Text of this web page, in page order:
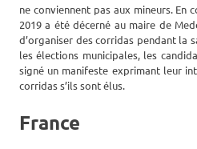
ne conviennent pas aux mineurs. En
2019 a été décerné au maire de
d’organiser des corridas pendant la
les élections municipales, les
signé un manifeste exprimant leur
corridas s’ils sont élus.
France